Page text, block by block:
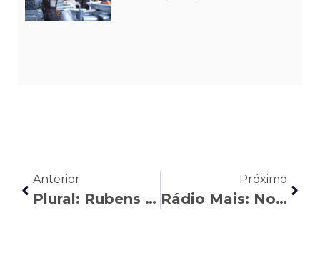
Anterior
Plural: Rubens Bordinhão destaca a continuidade da obrigação da cedência de máscaras pelas empresas
Próximo
Rádio Mais: Noa Piatã aponta estratégias para quem tem 50 anos e está pensando em aposentar